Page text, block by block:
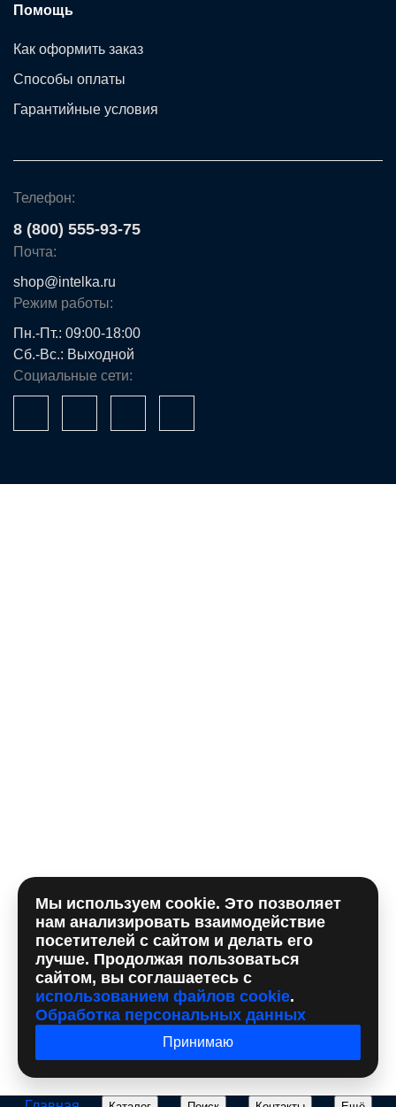
Помощь
Как оформить заказ
Способы оплаты
Гарантийные условия
Телефон:
8 (800) 555-93-75
Почта:
shop@intelka.ru
Режим работы:
Пн.-Пт.: 09:00-18:00
Сб.-Вс.: Выходной
Социальные сети:
Отправляя форму, вы принимаете политику
использования сookieи даете согласие наобработку
персональных данный
Мы используем cookie. Это позволяет
нам анализировать взаимодействие
посетителей с сайтом и делать его
лучше. Продолжая пользоваться
сайтом, вы соглашаетесь с
использованием файлов cookie.
Обработка персональных данных
Принимаю